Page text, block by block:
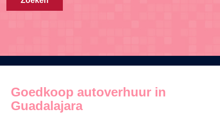
Goedkoop autoverhuur in
Guadalajara